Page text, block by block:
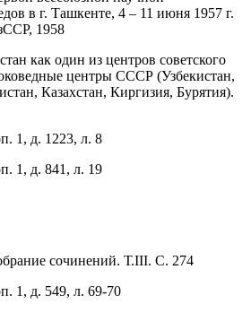
в г. Ташкенте, 4 – 11 июня 1957 г.
1958
как один из центров советского
центры СССР (Узбекистан,
Казахстан, Киргизия, Бурятия).
1, д. 1223, л. 8
1, д. 841, л. 19
сочинений. Т.III. С. 274
1, д. 549, л. 69-70